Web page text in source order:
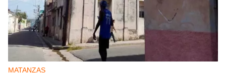
MATANZAS